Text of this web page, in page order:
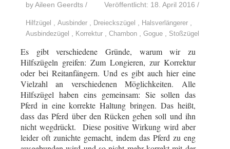
by Aileen Geerdts / Veröffentlicht: 18. April 2016 /
Hilfzügel Ausbinder Dreieckszügel Halsverlängerer
Ausbindezügel Korrektur Chambon Gogue Stoßzügel
Es gibt verschiedene Gründe, warum wir zu
Hilfszügeln greifen: Zum Longieren, zur Korrektur
oder bei Reitanfängern. Und es gibt auch hier eine
Vielzahl an verschiedenen Möglichkeiten. Alle
Hilfszügel haben eins gemeinsam: Sie sollen das
Pferd in eine korrekte Haltung bringen. Das heißt,
dass das Pferd über den Rücken gehen soll und ihn
nicht wegdrückt. Diese positive Wirkung wird aber
leider oft zunichte gemacht, indem das Pferd zu eng